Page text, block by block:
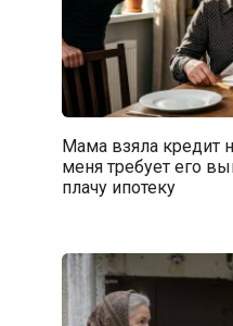
Мама взяла кредит
меня требует его
плачу ипотеку